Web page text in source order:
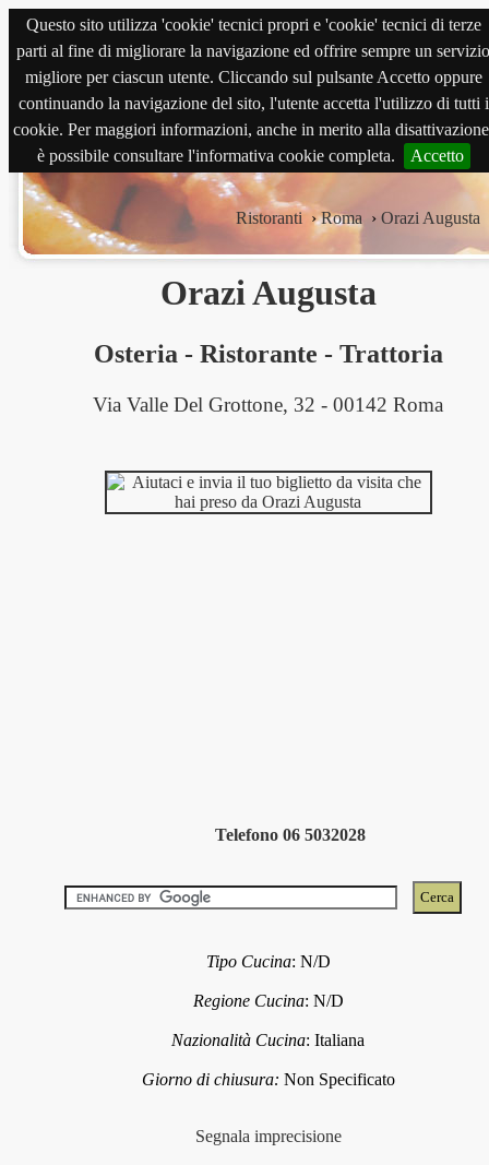
Questo sito utilizza 'cookie' tecnici propri e 'cookie' tecnici di terze
parti al fine di migliorare la navigazione ed offrire sempre un servizio
migliore per ciascun utente. Cliccando sul pulsante Accetto oppure
continuando la navigazione del sito, l'utente accetta l'utilizzo di tutti i
cookie. Per maggiori informazioni, anche in merito alla
è possibile consultare l'informativa cookie completa.
Accetto
magnabene.com
Ristoranti ›Roma › Orazi Augusta
Orazi Augusta
Osteria- Ristorante - Trattoria
Via Valle Del Grottone, 32 - 00142 Roma
Telefono 06 5032028
Tipo Cucina: N/D
Regione Cucina: N/D
Nazionalità Cucina:Italiana
Giorno di chiusura: Non Specificato
Segnala imprecisione